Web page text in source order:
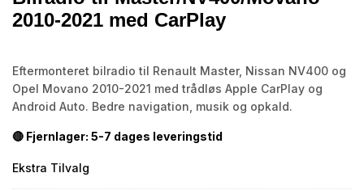
2010-2021 med CarPlay
Eftermonteret bilradio til Renault Master, Nissan NV400 og
Opel Movano 2010-2021 med trådløs Apple CarPlay og
Android Auto. Bedre navigation, musik og opkald.
🔴 Fjernlager: 5-7 dages leveringstid
Ekstra Tilvalg